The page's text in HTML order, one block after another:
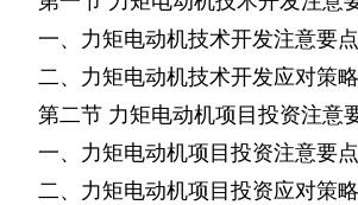
一、力矩电动机技术开发注意要点
二、力矩电动机技术开发应对策略
第二节 力矩电动机项目投资注意
一、力矩电动机项目投资注意要点
二、力矩电动机项目投资应对策略